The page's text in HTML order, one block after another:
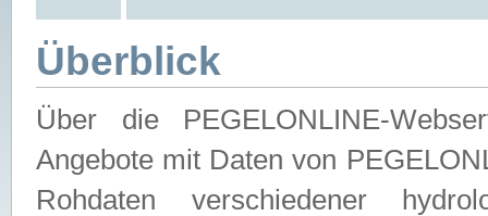
Überblick
Über die PEGELONLINE-
Angebote mit Daten von
Rohdaten verschiedener